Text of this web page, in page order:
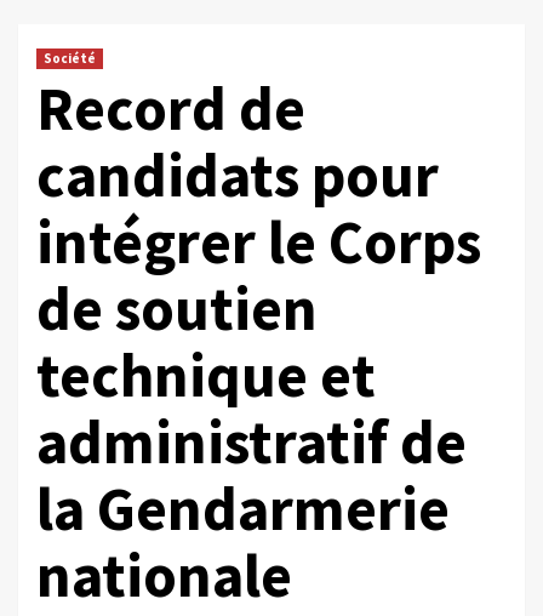
Société
Record de
candidats pour
intégrer le Corps
de soutien
technique et
administratif de
la Gendarmerie
nationale